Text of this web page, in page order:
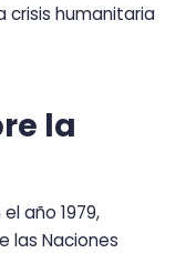
humanitaria
la
año 1979,
las Naciones